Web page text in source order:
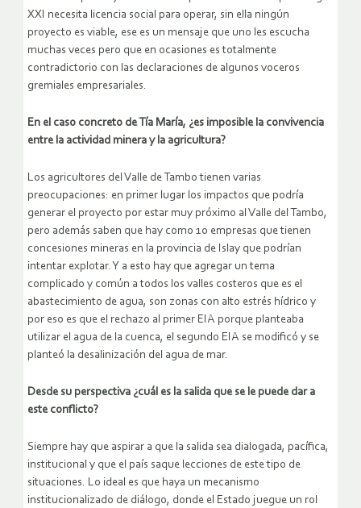
XXI necesita licencia social para operar, sin ella ningún
proyecto es viable, ese es un mensaje que uno les escucha
muchas veces pero que en ocasiones es totalmente
contradictorio con las declaraciones de algunos voceros
gremiales empresariales.
En el caso concreto de Tía María, ¿es imposible la convivencia
entre la actividad minera y la agricultura?
Los agricultores del Valle de Tambo tienen varias
preocupaciones: en primer lugar los impactos que podría
generar el proyecto por estar muy próximo al Valle del Tambo,
pero además saben que hay como 10 empresas que tienen
concesiones mineras en la provincia de Islay que podrían
intentar explotar. Y a esto hay que agregar un tema
complicado y común a todos los valles costeros que es el
abastecimiento de agua, son zonas con alto estrés hídrico y
por eso es que el rechazo al primer EIA porque planteaba
utilizar el agua de la cuenca, el segundo EIA se modificó y se
planteó la desalinización del agua de mar.
Desde su perspectiva ¿cuál es la salida que se le puede dar a
este conflicto?
Siempre hay que aspirar a que la salida sea dialogada, pacífica,
institucional y que el país saque lecciones de este tipo de
situaciones. Lo ideal es que haya un mecanismo
institucionalizado de diálogo, donde el Estado juegue un rol